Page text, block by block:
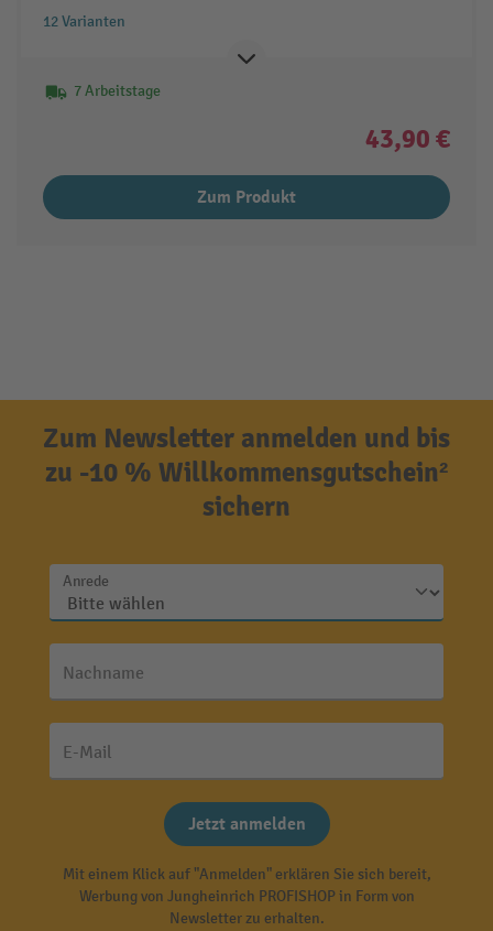
12 Varianten
7 Arbeitstage
43,90 €
Zum Produkt
Zum Newsletter anmelden und bis
zu -10 % Willkommensgutschein²
sichern
Anrede
Nachname
E-Mail
Jetzt anmelden
Mit einem Klick auf "Anmelden" erklären Sie sich bereit,
Werbung von Jungheinrich PROFISHOP in Form von
Newsletter zu erhalten.